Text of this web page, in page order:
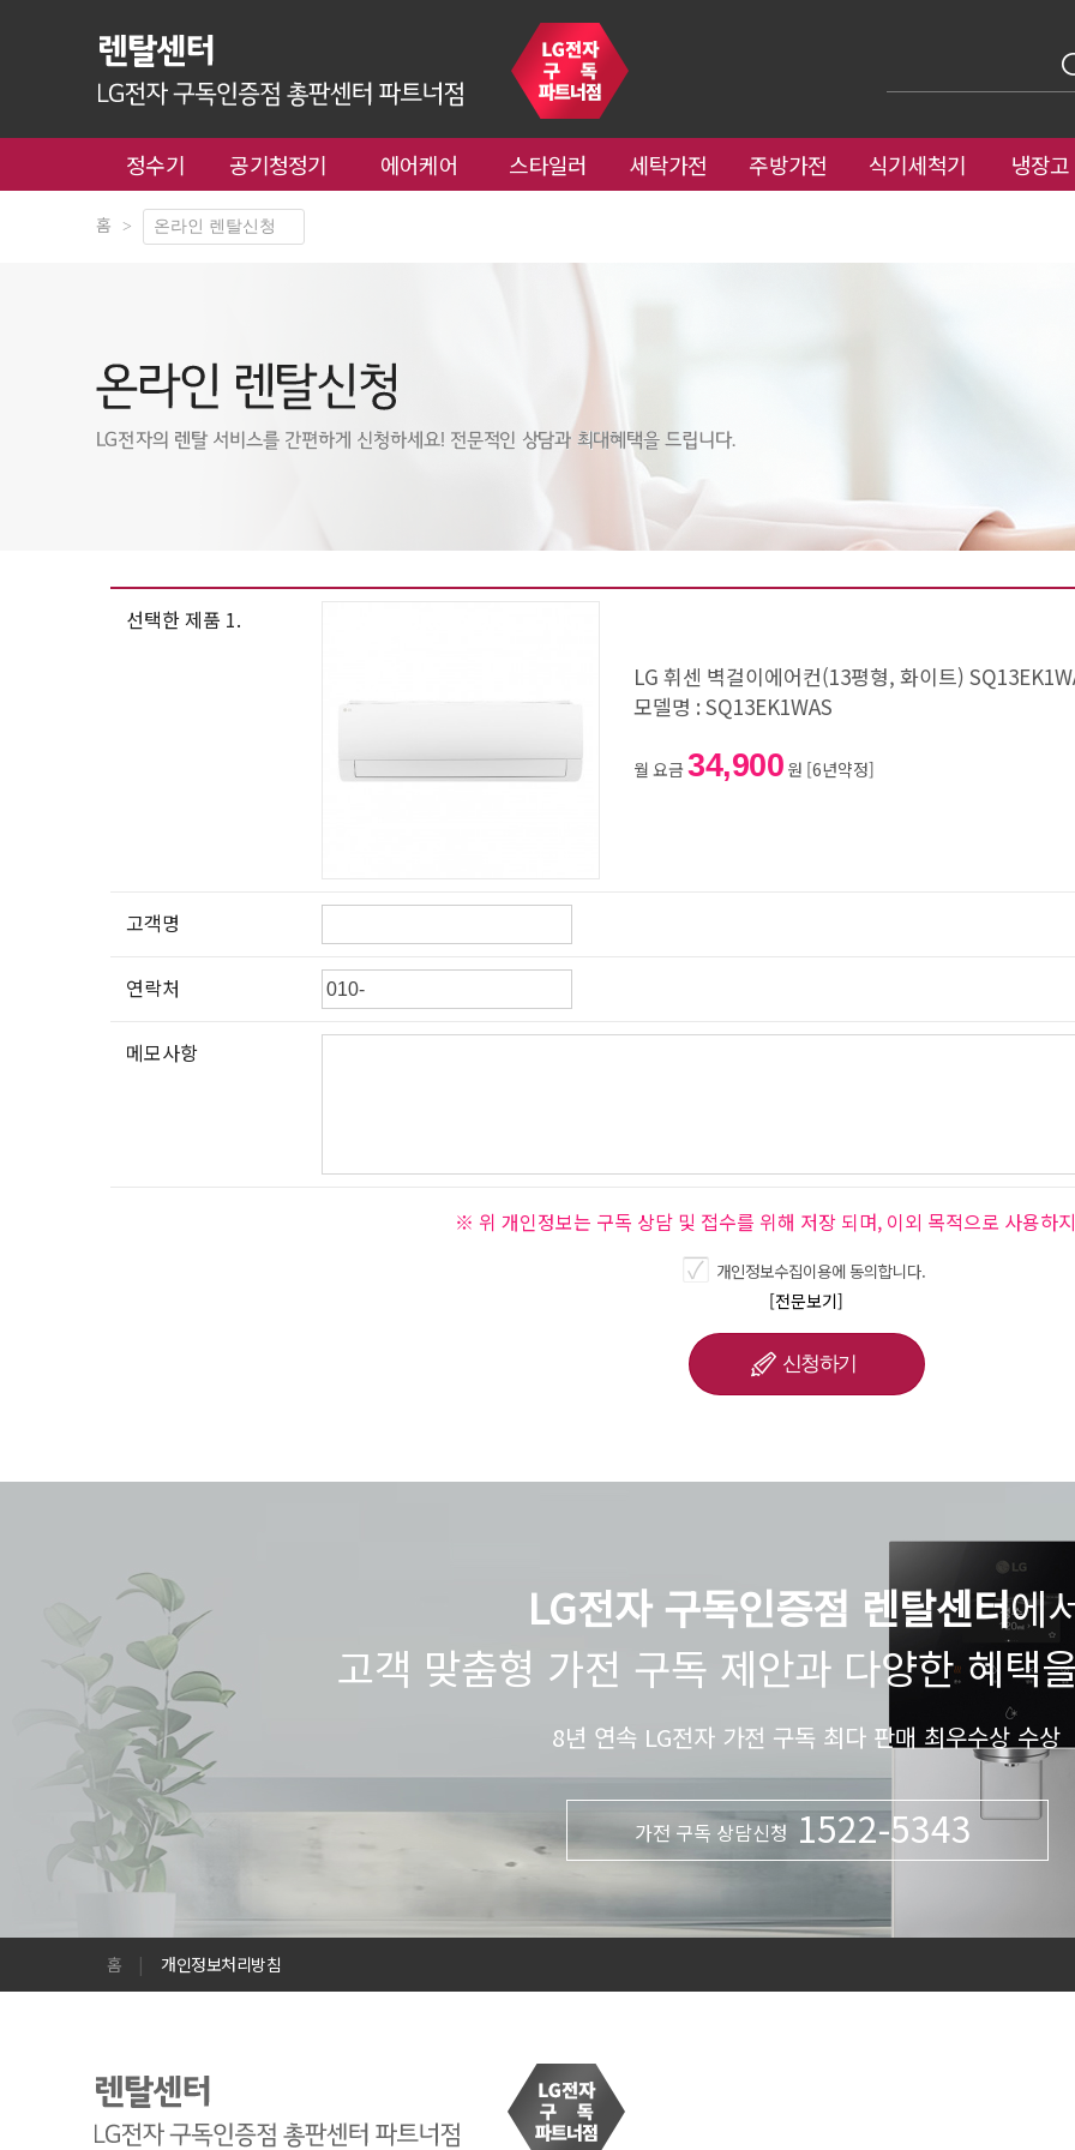
정수기 공기청정기 에어케어 스타일러 세탁가전 주방가전 식기세척기 냉장고
홈 >
선택한 제품 1.
LG 휘센 벽걸이에어컨(13평형, 화이트)
모델명 : SQ13EK1WAS
월 요금 34,900 원 [6년약정]
고객명
연락처
메모사항
※ 위 개인정보는 구독 상담 및 접수를 위해 저장 되며, 이외 목적으로 사용하
개인정보수집이용에 동의합니다.
[전문보기]
LG전자 구독인증점 렌탈센터에
고객 맞춤형 가전 구독 제안과 다양한 혜택
8년 연속 LG전자 가전 구독 최다 판매 최우수상 수상
가전 구독 상담신청1522-5343
홈 | 개인정보처리방침